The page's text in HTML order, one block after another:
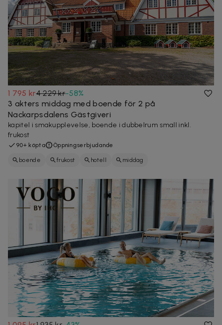
1 795 kr4 229 kr-58%
3 akters middag med boende för 2 på
Nackarpsdalens Gästgiveri
kapitel i smakupplevelse, boende i dubbelrum small inkl.
frukost
90+ köpta Öppningserbjudande
boende frukost hotell middag